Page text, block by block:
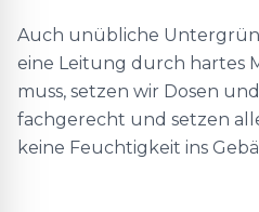
Auch unübliche
eine Leitung durch hartes
muss, setzen wir Dosen
fachgerecht und setzen
keine Feuchtigkeit ins